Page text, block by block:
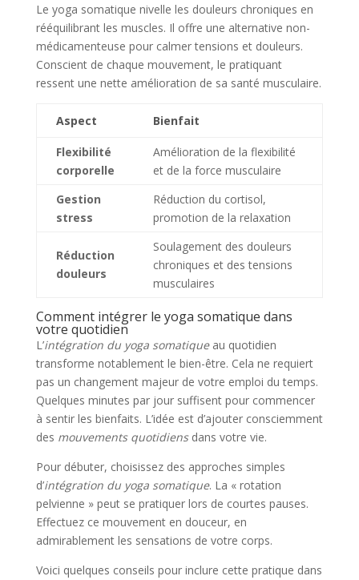
Le yoga somatique nivelle les douleurs chroniques en
rééquilibrant les muscles. Il offre une alternative non-
médicamenteuse pour calmer tensions et douleurs.
Conscient de chaque mouvement, le pratiquant
ressent une nette amélioration de sa santé musculaire.
Aspect Bienfait
Flexibilité
corporelle
Amélioration de la flexibilité
et de la force musculaire
Gestion
stress
Réduction du cortisol,
promotion de la relaxation
Réduction
douleurs
Soulagement des douleurs
chroniques et des tensions
musculaires
Comment intégrer le yoga somatique dans
votre quotidien
L’intégration du yoga somatiqueau quotidien
transforme notablement le bien-être. Cela ne requiert
pas un changement majeur de votre emploi du temps.
Quelques minutes par jour suffisent pour commencer
à sentir les bienfaits. L’idée est d’ajouter consciemment
des mouvements quotidiensdans votre vie.
Pour débuter, choisissez des approches simples
d’intégration du yoga somatique. La « rotation
pelvienne » peut se pratiquer lors de courtes pauses.
Effectuez ce mouvement en douceur, en
admirablement les sensations de votre corps.
Voici quelques conseils pour inclure cette pratique dans